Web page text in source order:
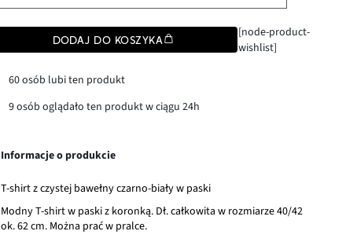
DODAJ DO KOSZYKA
[node-product-
wishlist]
60 osób lubi ten produkt
9 osób oglądało ten produkt w ciągu 24h
Informacje o produkcie
T-shirt z czystej bawełny czarno-biały w paski
Modny T-shirt w paski z koronką. Dł. całkowita w rozmiarze 40/42
ok. 62 cm. Można prać w pralce.